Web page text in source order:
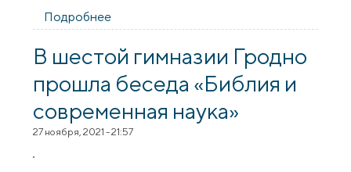
Подробнее
участие в обсуждении социализации
бывших заключенных
В шестой гимназии Гродно
прошла беседа «Библия и
современная наука»
27 ноября, 2021 - 21:57